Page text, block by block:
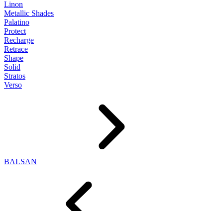
Linon
Metallic Shades
Palatino
Protect
Recharge
Retrace
Shape
Solid
Stratos
Verso
BALSAN